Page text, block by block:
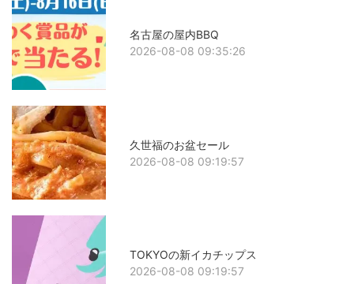
名古屋の屋内BBQ
2026-08-08 09:35:26
久世福のお盆セール
2026-08-08 09:19:57
TOKYOの新イカチップス
2026-08-08 09:19:57